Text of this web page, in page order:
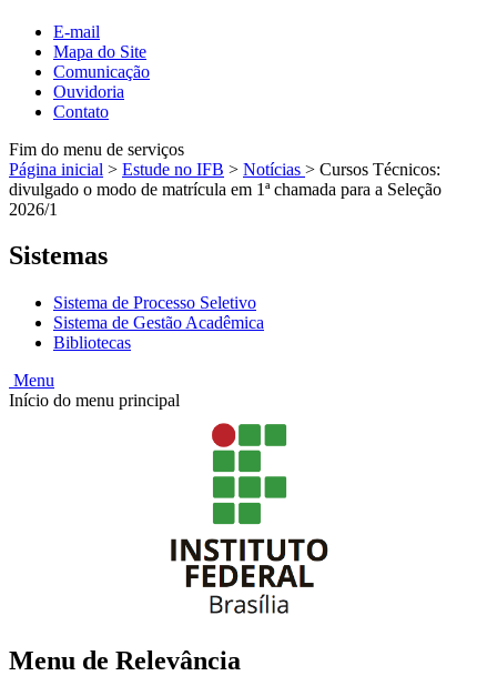
E-mail
Mapa do Site
Comunicação
Ouvidoria
Contato
Fim do menu de serviços
Página inicial > Estude no IFB > Notícias > Cursos Técnicos:
divulgado o modo de matrícula em 1ª chamada para a Seleção
2026/1
Sistemas
Sistema de Processo Seletivo
Sistema de Gestão Acadêmica
Bibliotecas
Menu
Início do menu principal
Menu de Relevância